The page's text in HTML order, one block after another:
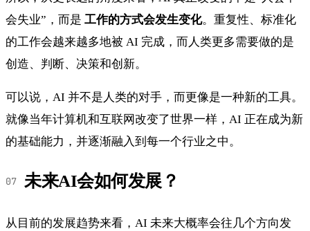
会失业”，而是 工作的方式会发生变化。重复性、标准化
的工作会越来越多地被 AI 完成，而人类更多需要做的是
创造、判断、决策和创新。
可以说，AI 并不是人类的对手，而更像是一种新的工具。
就像当年计算机和互联网改变了世界一样，AI 正在成为新
的基础能力，并逐渐融入到每一个行业之中。
未来AI会如何发展？
从目前的发展趋势来看，AI 未来大概率会往几个方向发